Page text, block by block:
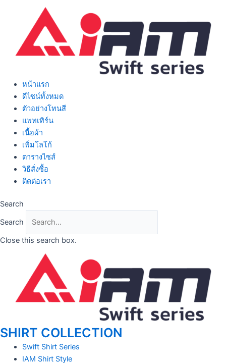
หน้าแรก
ดีไซน์ทั้งหมด
ตัวอย่างโทนสี
แพทเทิร์น
เนื้อผ้า
เพิ่มโลโก้
ตารางไซส์
วิธีสั่งซื้อ
ติดต่อเรา
Search
Search
Close this search box.
SHIRT COLLECTION
Swift Shirt Series
IAM Shirt Style